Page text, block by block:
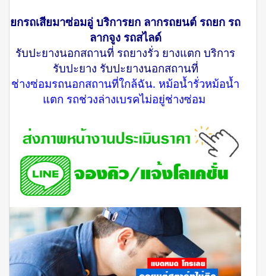
ยกรถเสียมาซ่อมอู่ บริการยก ลากรถยนต์ รถยก รถ
ลากจูง รถสไลด์
รับปะยางนอกสถานที่ รถยางรั่ว ยางแตก บริการ
รับปะยาง รับปะยางนอกสถานที่
ช่างซ่อมรถนอกสถานที่ใกล้ฉัน. หม้อน้ำรั่วหม้อน้ำ
แตก รถช่วงล่างเบรคไม่อยู่ช่างซ่อม